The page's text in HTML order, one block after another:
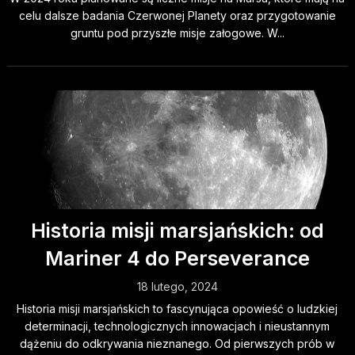
celu dalsze badania Czerwonej Planety oraz przygotowanie
gruntu pod przyszłe misje załogowe. W...
Historia misji marsjańskich: od
Mariner 4 do Perseverance
18 lutego, 2024
Historia misji marsjańskich to fascynująca opowieść o ludzkiej
determinacji, technologicznych innowacjach i nieustannym
dążeniu do odkrywania nieznanego. Od pierwszych prób w